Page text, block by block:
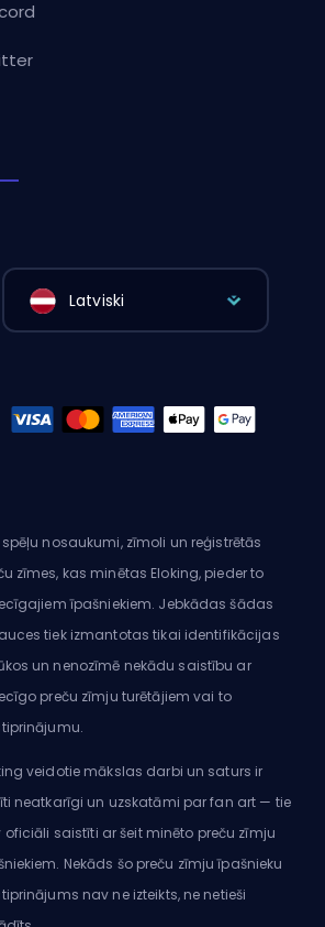
Latviski
spēļu nosaukumi, zīmoli un reģistrētās
zīmes, kas minētas Eloking, pieder to
īpašniekiem. Jebkādas šādas
tiek izmantotas tikai identifikācijas
un nenozīmē nekādu saistību ar
preču zīmju turētājiem vai to
veidotie mākslas darbi un saturs ir
neatkarīgi un uzskatāmi par fan art — tie
oficiāli saistīti ar šeit minēto preču zīmju
Nekāds šo preču zīmju īpašnieku
nav ne izteikts, ne netieši